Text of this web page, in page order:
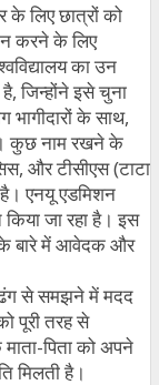
लिए छात्रों को
करने के लिए
का उन
जिन्होंने इसे चुना
के साथ,
कुछ नाम रखने के
और टीसीएस (टाटा
एनयू एडमिशन
जा रहा है। इस
के बारे में आवेदक और
से समझने में मदद
पूरी तरह से
पिता को अपने
मिलती है।